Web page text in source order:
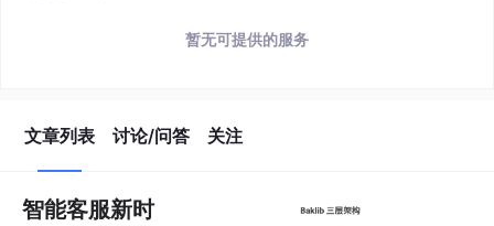
暂无可提供的服务
文章列表 讨论/问答 关注
智能客服新时